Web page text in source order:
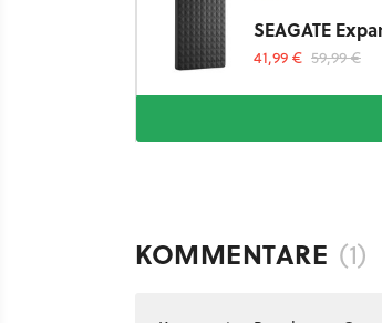
SEAGATE
41,99 € 59,99 €
KOMMENTARE (1)